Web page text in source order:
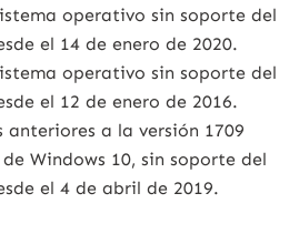
operativo sin soporte del
el 14 de enero de 2020.
operativo sin soporte del
el 12 de enero de 2016.
anteriores a la versión 1709
Windows 10, sin soporte del
el 4 de abril de 2019.